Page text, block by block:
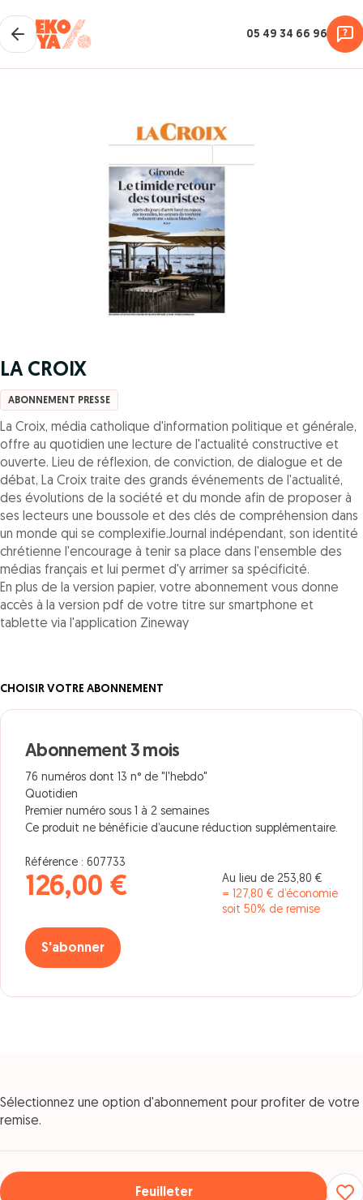
05 49 34 66 96
LA CROIX
ABONNEMENT PRESSE
La Croix, média catholique d'information politique et générale,
offre au quotidien une lecture de l'actualité constructive et
ouverte. Lieu de réflexion, de conviction, de dialogue et de
débat, La Croix traite des grands événements de l'actualité,
des évolutions de la société et du monde afin de proposer à
ses lecteurs une boussole et des clés de compréhension dans
un monde qui se complexifie.Journal indépendant, son identité
chrétienne l'encourage à tenir sa place dans l'ensemble des
médias français et lui permet d'y arrimer sa spécificité.
En plus de la version papier, votre abonnement vous donne
accès à la version pdf de votre titre sur smartphone et
tablette via l'application Zineway
CHOISIR VOTRE ABONNEMENT
Abonnement 3 mois
76 numéros dont 13 n° de "l'hebdo"
Quotidien
Premier numéro sous 1 à 2 semaines
Ce produit ne bénéficie d’aucune réduction supplémentaire.
Référence : 607733
126,00 €
Au lieu de 253,80 €
= 127,80 € d’économie
soit 50% de remise
S'abonner
Sélectionnez une option d'abonnement pour profiter de votre
remise.
Feuilleter